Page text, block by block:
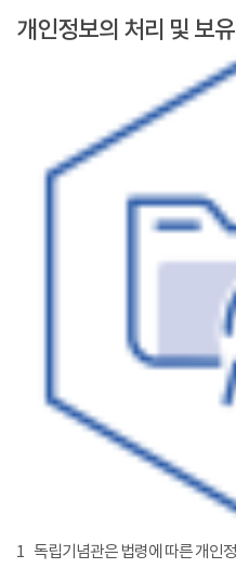
개인정보의 처리 및 보
1 독립기념관은 법령에 따른 개인